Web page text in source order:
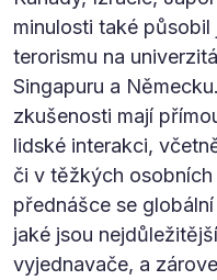
minulosti také
terorismu na
Singapuru a
zkušenosti mají
lidské interakci,
či v těžkých
přednášce se
jaké jsou
vyjednavače, a